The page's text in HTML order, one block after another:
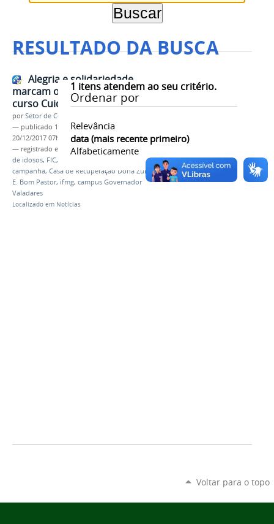
RESULTADO DA BUSCA
1 itens atendem ao seu critério.
Ordenar por
Relevância
data (mais recente primeiro)
Alfabeticamente
Alegria e solidariedade
marcam o encerramento do
curso Cuidador de Idosos
porSetor de Comunicação
— publicado 18/12/2017—última modificação
20/12/2017 07h01
— registrado em:
encerramento,curso cuidador
de idosos, FIC,
,
campanha, Casa de Recuperação Dona Zulmira,E.
E. Bom Pastor, ifmg, campus Governador
Valadares
Localizado em Notícias
Voltar para o topo